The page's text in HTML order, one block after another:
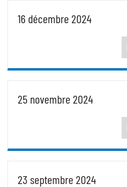
16 décembre 2024
25 novembre 2024
23 septembre 2024